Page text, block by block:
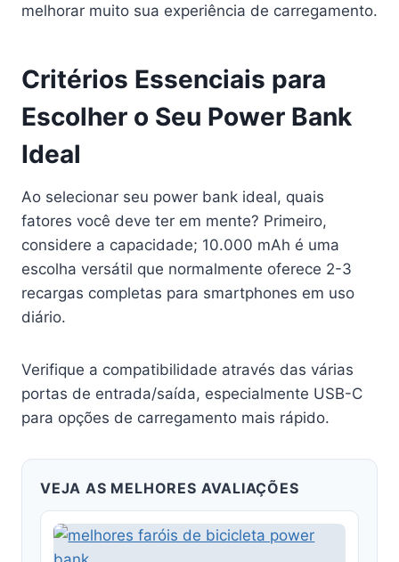
melhorar muito sua experiência de carregamento.
Critérios Essenciais para
Escolher o Seu Power Bank
Ideal
Ao selecionar seu power bank ideal, quais
fatores você deve ter em mente? Primeiro,
considere a capacidade; 10.000 mAh é uma
escolha versátil que normalmente oferece 2-3
recargas completas para smartphones em uso
diário.
Verifique a compatibilidade através das várias
portas de entrada/saída, especialmente USB-C
para opções de carregamento mais rápido.
VEJA AS MELHORES AVALIAÇÕES